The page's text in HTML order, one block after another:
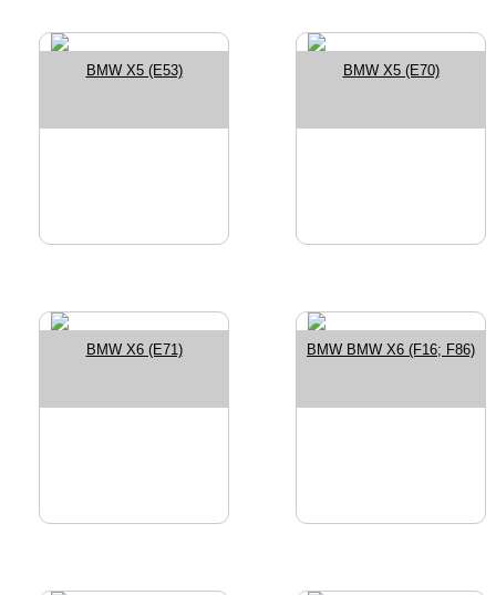
BMW X5 (E53) BMW X5 (E70)
BMW X6 (E71) BMW BMW X6 (F16; F86)